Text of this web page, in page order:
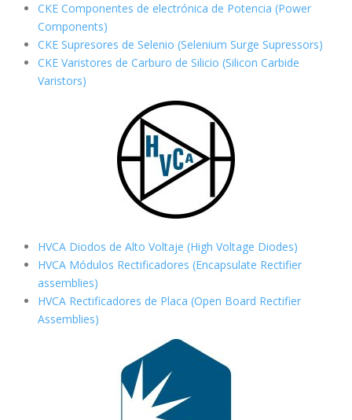
CKE Componentes de electrónica de Potencia (Power
Components)
CKE Supresores de Selenio (Selenium Surge Supressors)
CKE Varistores de Carburo de Silicio (Silicon Carbide
Varistors)
HVCA Diodos de Alto Voltaje (High Voltage Diodes)
HVCA Módulos Rectificadores (Encapsulate Rectifier
assemblies)
HVCA Rectificadores de Placa (Open Board Rectifier
Assemblies)